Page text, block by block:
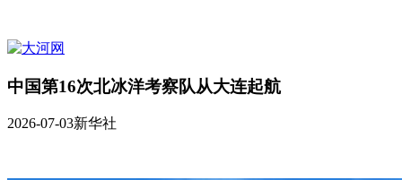
中国第16次北冰洋考察队从大连起航
2026-07-03新华社